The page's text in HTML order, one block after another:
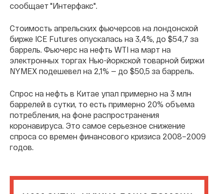
сообщает "Интерфакс".
Стоимость апрельских фьючерсов на лондонской
бирже ICE Futures опускалась на 3,4%, до $54,7 за
баррель. Фьючерс на нефть WTI на март на
электронных торгах Нью-йоркской товарной биржи
NYMEX подешевел на 2,1% — до $50,5 за баррель.
Спрос на нефть в Китае упал примерно на 3 млн
баррелей в сутки, то есть примерно 20% объема
потребления, на фоне распространения
коронавируса. Это самое серьезное снижение
спроса со времен финансового кризиса 2008–2009
годов.